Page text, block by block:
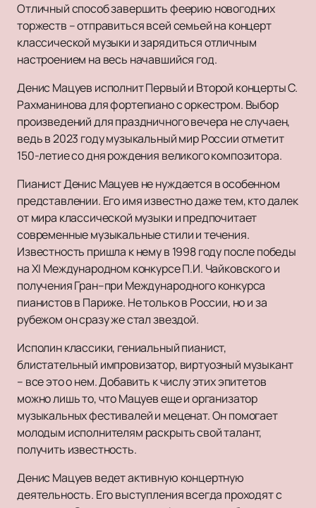
Отличный способ завершить феерию новогодних
торжеств – отправиться всей семьей на концерт
классической музыки и зарядиться отличным
настроением на весь начавшийся год.
Денис Мацуев исполнит Первый и Второй концерты С.
Рахманинова для фортепиано с оркестром. Выбор
произведений для праздничного вечера не случаен,
ведь в 2023 году музыкальный мир России отметит
150-летие со дня рождения великого композитора.
Пианист Денис Мацуев не нуждается в особенном
представлении. Его имя известно даже тем, кто далек
от мира классической музыки и предпочитает
современные музыкальные стили и течения.
Известность пришла к нему в 1998 году после победы
на XI Международном конкурсе П.И. Чайковского и
получения Гран–при Международного конкурса
пианистов в Париже. Не только в России, но и за
рубежом он сразу же стал звездой.
Исполин классики, гениальный пианист,
блистательный импровизатор, виртуозный музыкант
– все это о нем. Добавить к числу этих эпитетов
можно лишь то, что Мацуев еще и организатор
музыкальных фестивалей и меценат. Он помогает
молодым исполнителям раскрыть свой талант,
получить известность.
Денис Мацуев ведет активную концертную
деятельность. Его выступления всегда проходят с